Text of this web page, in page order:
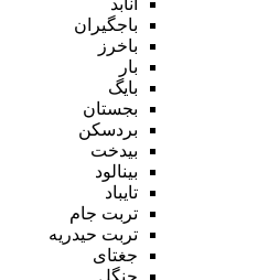
باجگیران
باخرز
بار
بایگ
بجستان
بردسکن
بیدخت
بینالود
تایباد
تربت جام
تربت حیدریه
جغتای
جنگل